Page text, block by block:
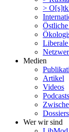
>
Medien
Artikel
Videos
Podcasts
Dossiers
Wer wir sind